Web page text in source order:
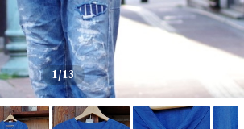
1/13